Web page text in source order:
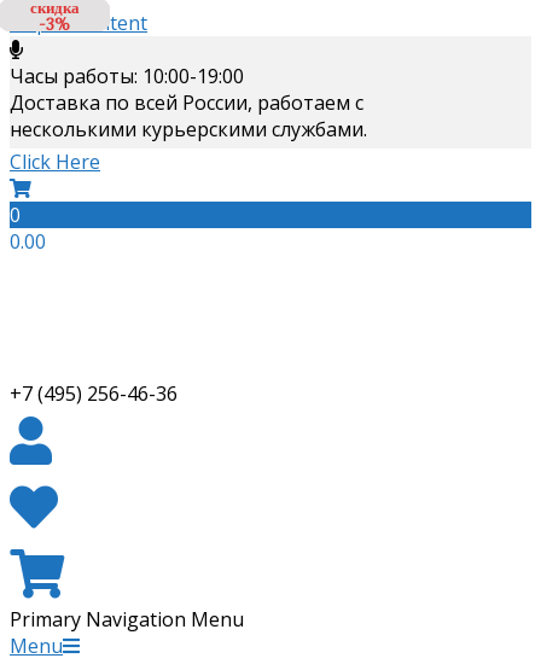
Skip to content
Часы работы: 10:00-19:00
Доставка по всей России, работаем с
несколькими курьерскими службами.
Click Here
0
0.00
+7 (495) 256-46-36
Primary Navigation Menu
Menu
скидка
-3%
скидка
-6%
скидка
-3%